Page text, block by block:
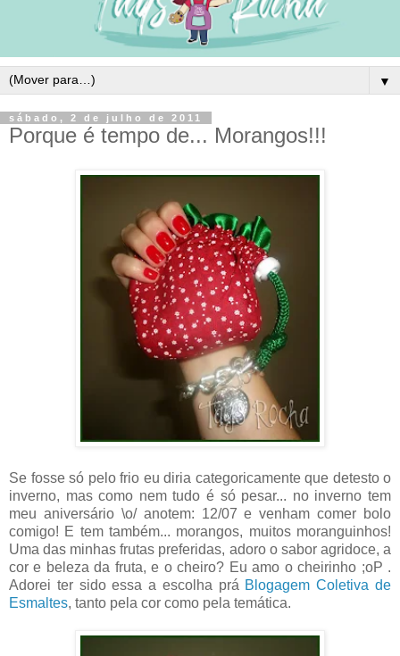
▼
sábado, 2 de julho de 2011
Porque é tempo de... Morangos!!!
Se fosse só pelo frio eu diria categoricamente que detesto o
inverno, mas como nem tudo é só pesar... no inverno tem
meu aniversário \o/ anotem: 12/07 e venham comer bolo
comigo! E tem também... morangos, muitos moranguinhos!
Uma das minhas frutas preferidas, adoro o sabor agridoce, a
cor e beleza da fruta, e o cheiro? Eu amo o cheirinho ;oP .
Adorei ter sido essa a escolha prá Blogagem Coletiva de
Esmaltes, tanto pela cor como pela temática.